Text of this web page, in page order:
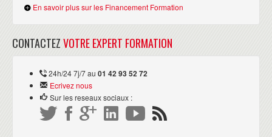
En savoir plus sur les Financement Formation
CONTACTEZVOTRE EXPERT FORMATION
24h/24 7j/7 au 01 42 93 52 72
Ecrivez nous
Sur les reseaux sociaux :